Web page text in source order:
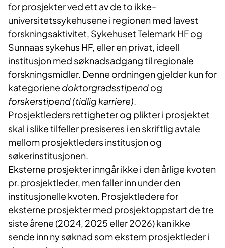
for prosjekter ved ett av de to ikke-
universitetssykehusene i regionen med lavest
forskningsaktivitet, Sykehuset Telemark HF og
Sunnaas sykehus HF, eller en privat, ideell
institusjon med søknadsadgang til regionale
forskningsmidler. Denne ordningen gjelder kun for
kategoriene doktorgradsstipendog
forskerstipend (tidlig karriere).
Prosjektleders rettigheter og plikter i prosjektet
skal i slike tilfeller presiseres i en skriftlig avtale
mellom prosjektleders institusjon og
søkerinstitusjonen.
Eksterne prosjekter inngår ikke i den årlige kvoten
pr. prosjektleder, men faller inn under den
institusjonelle kvoten. Prosjektledere for
eksterne prosjekter med prosjektoppstart de tre
siste årene (2024, 2025 eller 2026) kan ikke
sende inn ny søknad som ekstern prosjektleder i